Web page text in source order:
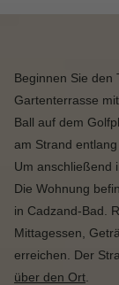
Beginnen Sie den
Gartenterrasse
Ball auf dem
am Strand
Um anschließend
Die Wohnung
in Cadzand-Bad.
Mittagessen,
erreichen. Der
über den Ort